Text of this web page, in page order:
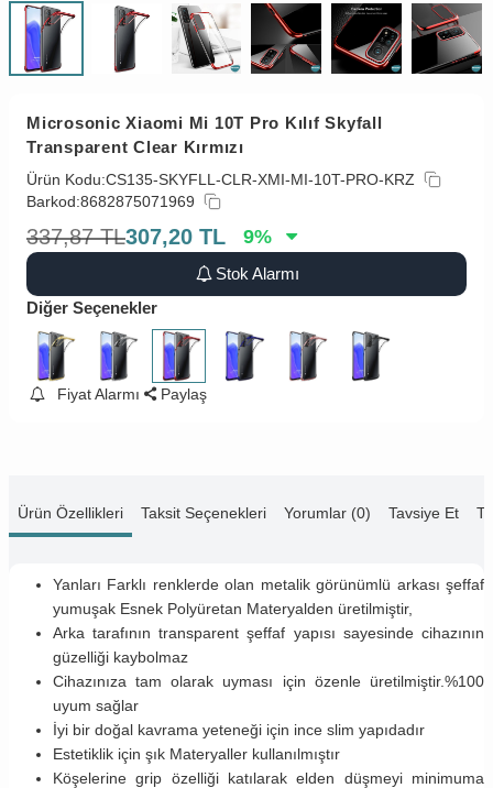
Microsonic Xiaomi Mi 10T Pro Kılıf Skyfall
Transparent Clear Kırmızı
Ürün Kodu:CS135-SKYFLL-CLR-XMI-MI-10T-PRO-KRZ
Barkod:8682875071969
337,87 TL307,20 TL 9%
Stok Alarmı
Diğer Seçenekler
Fiyat Alarmı Paylaş
Ürün Özellikleri Taksit Seçenekleri Yorumlar (0) Tavsiye Et
Yanları Farklı renklerde olan metalik görünümlü arkası şeffaf
yumuşak Esnek Polyüretan Materyalden üretilmiştir,
Arka tarafının transparent şeffaf yapısı sayesinde cihazının
güzelliği kaybolmaz
Cihazınıza tam olarak uyması için özenle üretilmiştir.%100
uyum sağlar
İyi bir doğal kavrama yeteneği için ince slim yapıdadır
Estetiklik için şık Materyaller kullanılmıştır
Köşelerine grip özelliği katılarak elden düşmeyi minimuma